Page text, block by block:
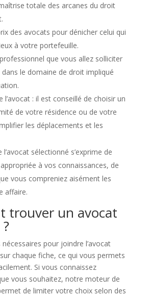
totale des arcanes du droit
des avocats pour dénicher celui qui
à votre portefeuille.
que vous allez solliciter
le domaine de droit impliqué
l’avocat : il est conseillé de choisir un
de votre résidence ou de votre
les déplacements et les
l’avocat sélectionné s’exprime de
à vos connaissances, de
vous compreniez aisément les
affaire.
trouver un avocat
pour joindre l’avocat
chaque fiche, ce qui vous permets
Si vous connaissez
vous souhaitez, notre moteur de
de limiter votre choix selon des